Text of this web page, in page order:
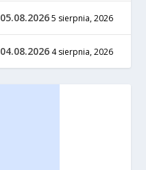
5 sierpnia, 2026
4 sierpnia, 2026